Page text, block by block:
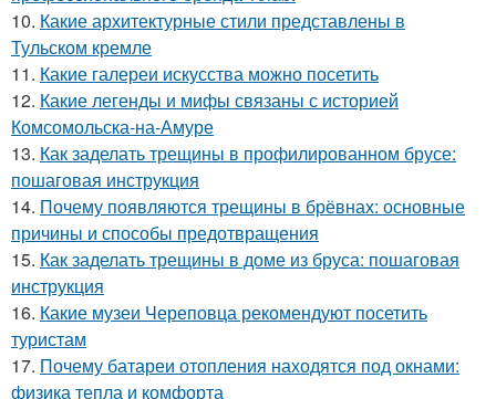
10. Какие архитектурные стили представлены в
Тульском кремле
11. Какие галереи искусства можно посетить
12. Какие легенды и мифы связаны с историей
Комсомольска-на-Амуре
13. Как заделать трещины в профилированном брусе:
пошаговая инструкция
14. Почему появляются трещины в брёвнах: основные
причины и способы предотвращения
15. Как заделать трещины в доме из бруса: пошаговая
инструкция
16. Какие музеи Череповца рекомендуют посетить
туристам
17. Почему батареи отопления находятся под окнами:
физика тепла и комфорта